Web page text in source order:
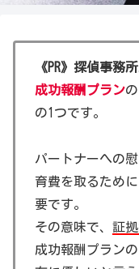
《PR》探偵事務
成功報酬プラン
の1つです。
パートナーへの
育費を取るため
要です。
その意味で、 証
成功報酬プラン